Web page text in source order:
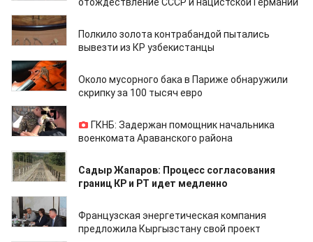
16.04.2022
Полкило золота контрабандой пытались
вывезти из КР узбекистанцы
16.04.2022
Около мусорного бака в Париже обнаружили
скрипку за 100 тысяч евро
16.04.2022
ГКНБ: Задержан помощник начальника
военкомата Араванского района
16.04.2022
Садыр Жапаров: Процесс согласования
границ КР и РТ идет медленно
13.04.2022
Французская энергетическая компания
предложила Кыргызстану свой проект